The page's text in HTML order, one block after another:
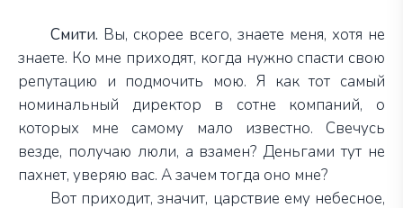
Смити. Вы, скорее всего, знаете меня, хотя не
знаете. Ко мне приходят, когда нужно спасти свою
репутацию и подмочить мою. Я как тот самый
номинальный директор в сотне компаний, о
которых мне самому мало известно. Свечусь
везде, получаю люли, а взамен? Деньгами тут не
пахнет, уверяю вас. А зачем тогда оно мне?
Вот приходит, значит, царствие ему небесное,